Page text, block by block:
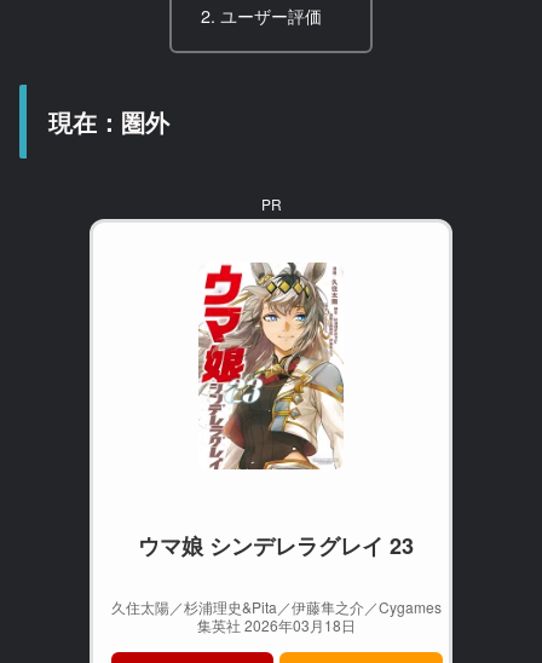
ユーザー評価
現在：圏外
PR
ウマ娘 シンデレラグレイ 23
久住太陽／杉浦理史&Pita／伊藤隼之介／Cygames
集英社 2026年03月18日